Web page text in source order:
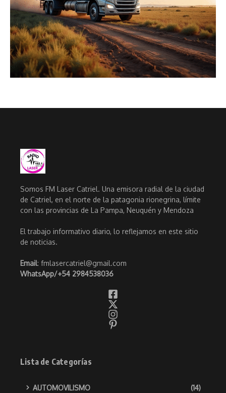
Somos FM Laser Catriel. Una emisora radial de la ciudad
de Catriel, en el norte de la patagonia rionegrina, límite
con las provincias de La Pampa, Neuquén y Mendoza
El trabajo informativo diario, lo reflejamos en este sitio
de noticias.
Email: fmlasercatriel@gmail.com
WhatsApp/+54 2984538036
Lista de Categorías
AUTOMOVILISMO (14)